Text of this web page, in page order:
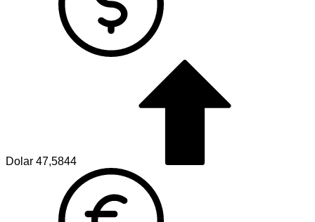
Dolar 47,5844